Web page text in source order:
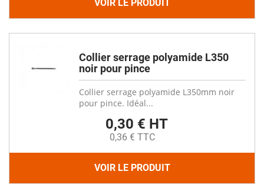
VOIR LE PRODUIT
Collier serrage polyamide L350
noir pour pince
Collier serrage polyamide L350mm noir
pour pince. Idéal...
0,30 € HT
0,36 € TTC
VOIR LE PRODUIT